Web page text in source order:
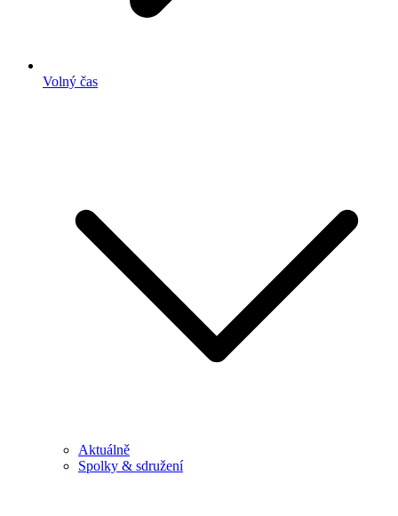
Volný čas
Aktuálně
Spolky & sdružení